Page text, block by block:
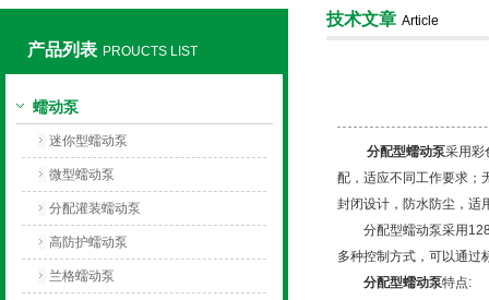
产品列表 PROUCTS LIST
蠕动泵
迷你型蠕动泵
微型蠕动泵
分配灌装蠕动泵
高防护蠕动泵
兰格蠕动泵
技术文章 Article
分配型蠕动泵采用彩
配，适应不同工作要求；
封闭设计，防水防尘，适
分配型蠕动泵采用128
多种控制方式，可以通过
分配型蠕动泵特点: